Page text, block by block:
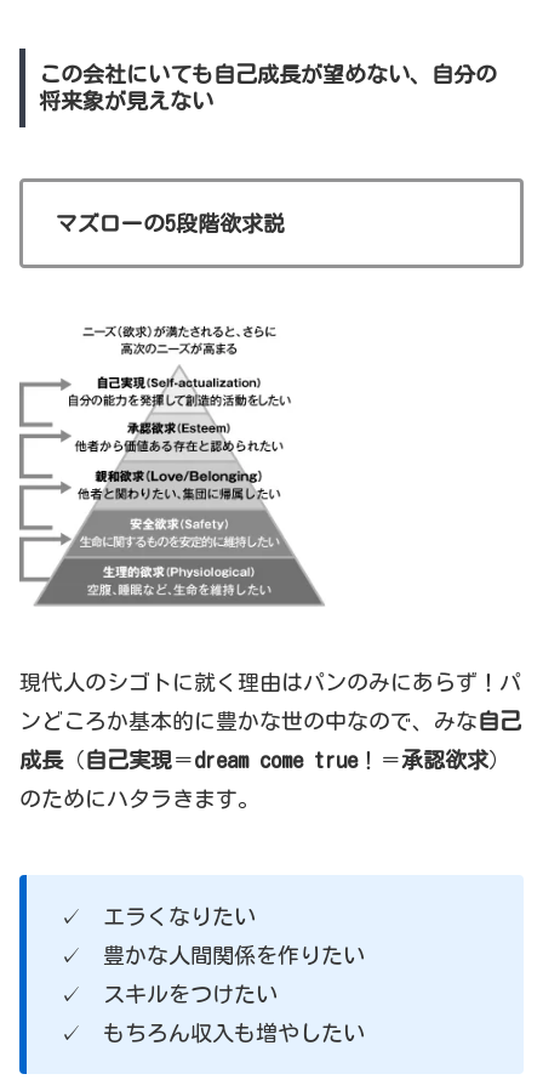
この会社にいても自己成長が望めない、自分の
将来象が見えない
マズローの5段階欲求説
現代人のシゴトに就く理由はパンのみにあらず！パ
ンどころか基本的に豊かな世の中なので、みな自己
成長（ 自己実現＝dream come true！＝承認欲求）
のためにハタラきます。
✓ エラくなりたい
✓ 豊かな人間関係を作りたい
✓ スキルをつけたい
✓ もちろん収入も増やしたい